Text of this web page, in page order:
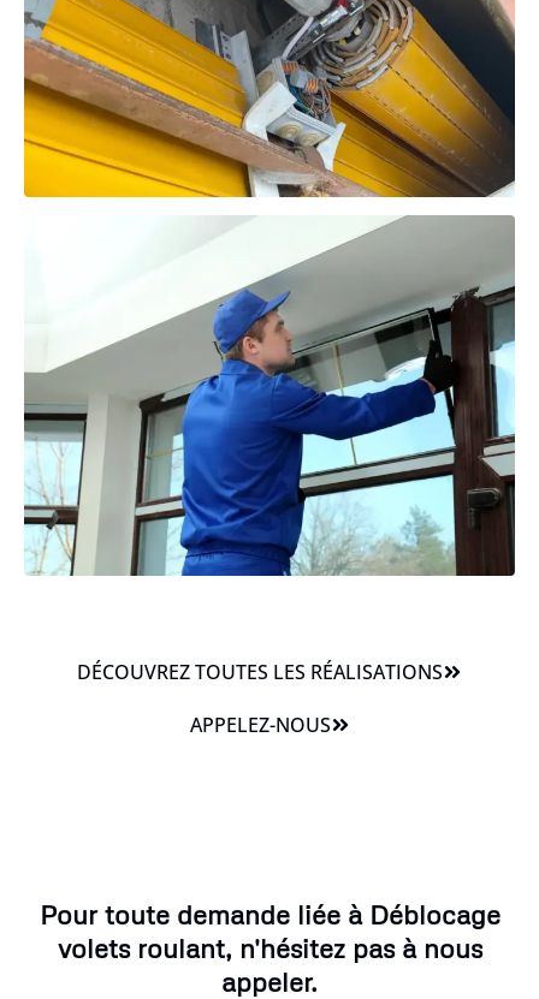
DÉCOUVREZ TOUTES LES RÉALISATIONS
APPELEZ-NOUS
Pour toute demande liée à Déblocage
volets roulant, n'hésitez pas à nous
appeler.